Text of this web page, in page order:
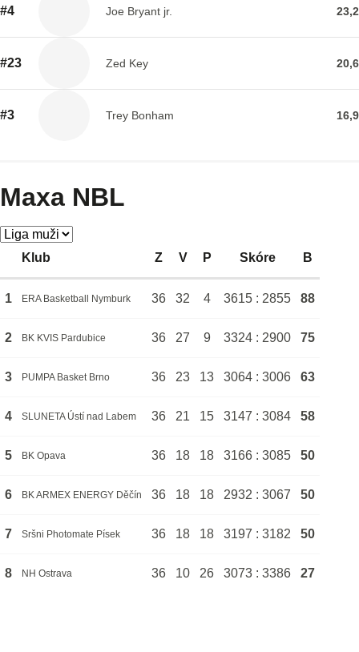
#4 Joe Bryant jr. 23,2
#23 Zed Key 20,6
#3 Trey Bonham 16,9
Maxa NBL
Klub Z V P Skóre B
1 ERA Basketball Nymburk 36 32 4 3615 : 2855 88
2 BK KVIS Pardubice 36 27 9 3324 : 2900 75
3 PUMPA Basket Brno 36 23 13 3064 : 3006 63
4 SLUNETA Ústí nad Labem 36 21 15 3147 : 3084 58
5 BK Opava 36 18 18 3166 : 3085 50
6 BK ARMEX ENERGY Děčín 36 18 18 2932 : 3067 50
7 Sršni Photomate Písek 36 18 18 3197 : 3182 50
8 NH Ostrava 36 10 26 3073 : 3386 27